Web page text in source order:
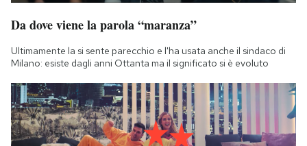
Da dove viene la parola “maranza”
Ultimamente la si sente parecchio e l'ha usata anche il sindaco di
Milano: esiste dagli anni Ottanta ma il significato si è evoluto